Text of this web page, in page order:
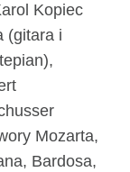
Kopiec
(gitara i
Mozarta,
Bardosa,